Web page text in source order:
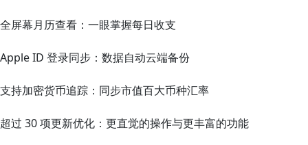
全屏幕月历查看：一眼掌握每日收支
Apple ID 登录同步：数据自动云端备份
支持加密货币追踪：同步市值百大币种汇率
超过 30 项更新优化：更直觉的操作与更丰富的功能